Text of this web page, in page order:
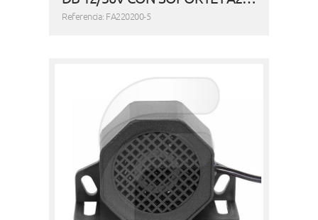
Referencia: FA220200-5